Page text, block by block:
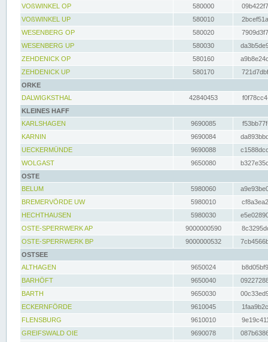
VOßWINKEL OP
580000
VOßWINKEL UP
580010
WESENBERG OP
580020
WESENBERG UP
580030
ZEHDENICK OP
580160
ZEHDENICK UP
580170
ORKE
DALWIGKSTHAL
42840453
KLEINES HAFF
KARLSHAGEN
9690085
KARNIN
9690084
UECKERMÜNDE
9690088
WOLGAST
9650080
OSTE
BELUM
5980060
BREMERVÖRDE UW
5980010
HECHTHAUSEN
5980030
OSTE-SPERRWERK AP
9000000590
OSTE-SPERRWERK BP
9000000532
OSTSEE
ALTHAGEN
9650024
BARHÖFT
9650040
BARTH
9650030
ECKERNFÖRDE
9610045
FLENSBURG
9610010
GREIFSWALD OIE
9690078